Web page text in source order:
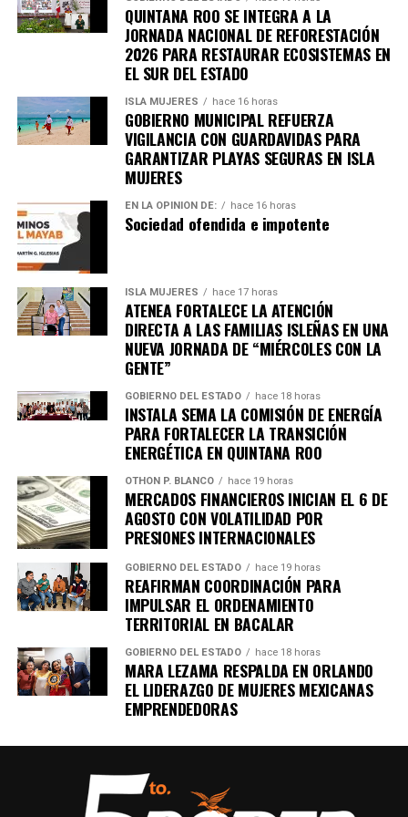
responsabilidad compartida.
Fuente: 5to Poder Agencia de Noticias
Recibe las noticias al instante
Únete al canal oficial de WhatsApp de
importantes de Quintana Roo directamente
en tu teléfono.
Unirme al canal de WhatsApp
QUINTANA ROO SE INTEGRA A LA
JORNADA NACIONAL DE REFORESTACIÓN
2026 PARA RESTAURAR ECOSISTEMAS EN
EL SUR DEL ESTADO
ISLA MUJERES hace 16 horas
GOBIERNO MUNICIPAL REFUERZA
VIGILANCIA CON GUARDAVIDAS PARA
GARANTIZAR PLAYAS SEGURAS EN ISLA
MUJERES
EN LA OPINIÓN DE: hace 16 horas
Sociedad ofendida e impotente
ISLA MUJERES hace 17 horas
ATENEA FORTALECE LA ATENCIÓN
DIRECTA A LAS FAMILIAS ISLEÑAS EN UNA
NUEVA JORNADA DE “MIÉRCOLES CON LA
GENTE”
GOBIERNO DEL ESTADO hace 18 horas
INSTALA SEMA LA COMISIÓN DE ENERGÍA
PARA FORTALECER LA TRANSICIÓN
ENERGÉTICA EN QUINTANA ROO
OTHON P. BLANCO hace 19 horas
MERCADOS FINANCIEROS INICIAN EL 6 DE
AGOSTO CON VOLATILIDAD POR
PRESIONES INTERNACIONALES
GOBIERNO DEL ESTADO hace 19 horas
REAFIRMAN COORDINACIÓN PARA
IMPULSAR EL ORDENAMIENTO
TERRITORIAL EN BACALAR
GOBIERNO DEL ESTADO hace 18 horas
MARA LEZAMA RESPALDA EN ORLANDO
EL LIDERAZGO DE MUJERES MEXICANAS
EMPRENDEDORAS